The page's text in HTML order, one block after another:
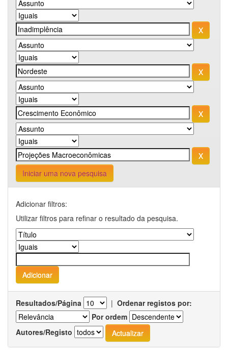
Iniciar uma nova pesquisa
Adicionar filtros:
Utilizar filtros para refinar o resultado da pesquisa.
Resultados/Página | Ordenar registos por:
Por ordem
Autores/Registo